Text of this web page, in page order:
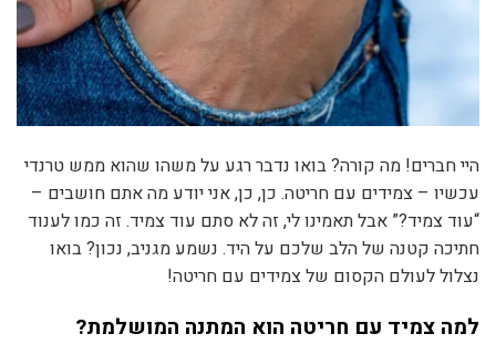
היי חברים! מה קורה? בואו נדבר רגע על משהו שהוא ממש טרנדי
עכשיו – צמידים עם חריטה. כן, כן, אני יודע מה אתם חושבים –
“עוד צמיד?” אבל תאמינו לי, זה לא סתם עוד צמיד. זה כמו לענוד
חתיכה קטנה של הלב שלכם על היד. נשמע מגניב, נכון? בואו
נצלול לעולם הקסום של צמידים עם חריטה!
למה צמיד עם חריטה הוא המתנה המושלמת?